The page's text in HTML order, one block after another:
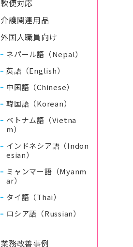
軟便対応
介護関連用品
外国人職員向け
ネパール語（Nepal）
英語（English）
中国語（Chinese）
韓国語（Korean）
ベトナム語（Vietna
m）
インドネシア語（Indon
esian）
ミャンマー語（Myanm
ar）
タイ語（Thai）
ロシア語（Russian）
業務改善事例